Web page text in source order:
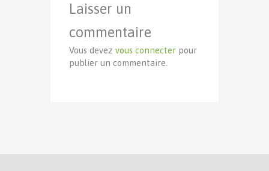
Laisser un
commentaire
Vous devezvous connecter pour
publier un commentaire.